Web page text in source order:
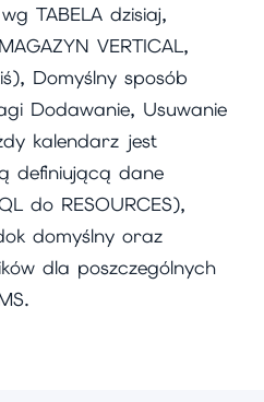
TABELA dzisiaj,
VERTICAL,
Domyślny sposób
Dodawanie, Usuwanie
kalendarz jest
definiującą dane
do RESOURCES),
domyślny oraz
dla poszczególnych